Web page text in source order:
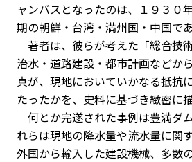
ャンバスとなったのは、１９３０
期の朝鮮・台湾・満州国・中国であ
著者は、彼らが考えた「総合技
治水・道路建設・都市計画などか
真が、現地においていかなる抵抗
たったかを、史料に基づき緻密に描
何とか完遂された事例は豊満ダ
れらは現地の降水量や流水量に関
外国から輸入した建設機械、多数